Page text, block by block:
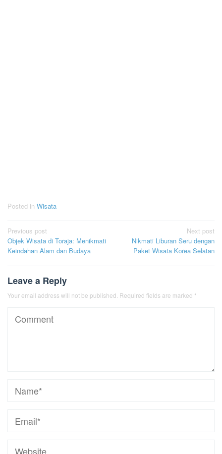
Posted in Wisata
Post
navigation
Previous post
Objek Wisata di Toraja: Menikmati
Keindahan Alam dan Budaya
Next post
Nikmati Liburan Seru dengan
Paket Wisata Korea Selatan
Leave a Reply
Your email address will not be published. Required fields are marked *